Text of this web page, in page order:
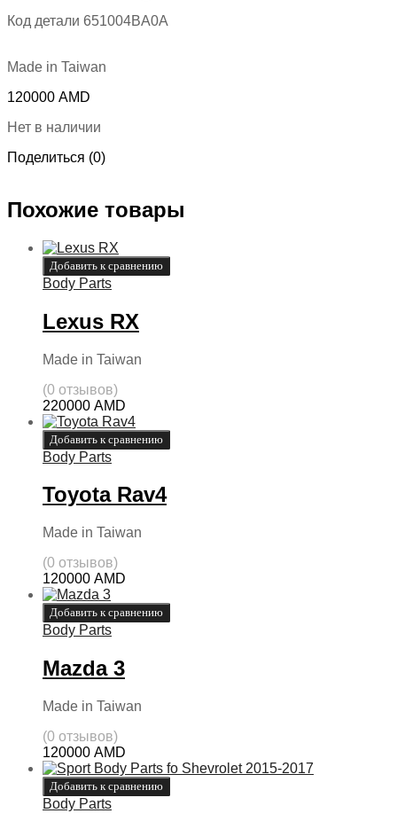
Код детали 651004BA0A
Made in Taiwan
120000 AMD
Нет в наличии
Поделиться (0)
Похожие товары
Добавить к сравнению
Body Parts
Lexus RX
Made in Taiwan
(0 отзывов)
220000 AMD
Добавить к сравнению
Body Parts
Toyota Rav4
Made in Taiwan
(0 отзывов)
120000 AMD
Добавить к сравнению
Body Parts
Mazda 3
Made in Taiwan
(0 отзывов)
120000 AMD
Добавить к сравнению
Body Parts